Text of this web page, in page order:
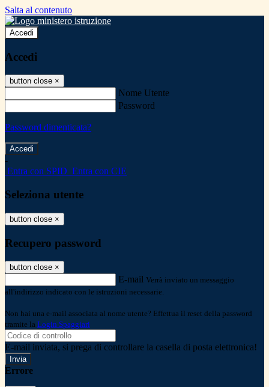
Salta al contenuto
Accedi
Accedi
button close ×
Nome Utente
Password
Password dimenticata?
-
Entra con SPID Entra con CIE
Seleziona utente
button close ×
Recupero password
button close ×
E-mail Verrà inviato un messaggio
all'indirizzo indicato con le istruzioni necessarie.
Non hai una e-mail associata al nome utente? Effettua il reset della password
tramite la Login Spaggiari
E-mail inviata, si prega di controllare la casella di posta elettronica!
Errore